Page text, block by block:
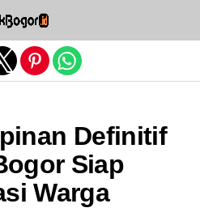
Definitif
Siap
Warga
version